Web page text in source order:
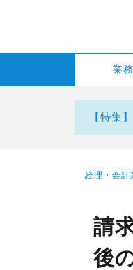
業務
【特集
経理・会計
請
後